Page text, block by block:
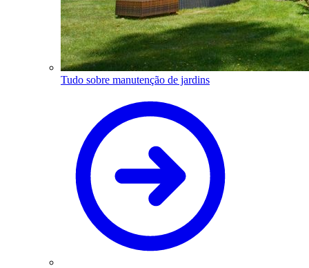
Tudo sobre manutenção de jardins